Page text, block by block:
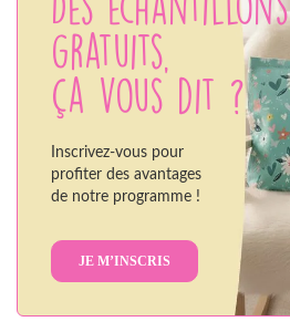
gratuits,
ça vous dit ?
Inscrivez-vous pour
profiter des avantages
de notre programme !
JE M’INSCRIS